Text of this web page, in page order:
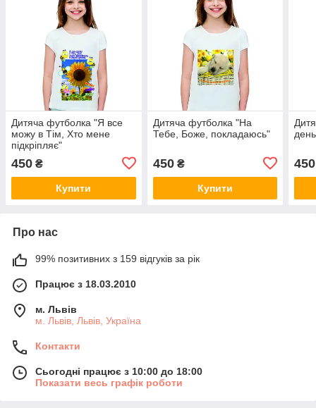
Дитяча футболка "Я все
можу в Тім, Хто мене
підкріпляє"
450 ₴
Купити
Дитяча футболка "На
Тебе, Боже, покладаюсь"
450₴
Купити
450
Про нас
99% позитивних з 159 відгуків за рік
Працює з 18.03.2010
м. Львів
м. Львів, Львів, Україна
Контакти
Сьогодні працює з 10:00 до 18:00
Показати весь графік роботи